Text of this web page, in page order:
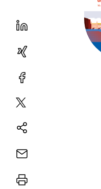
LinekdIn
Xing
Facebook
Plattform
Natives
E-
Drucker